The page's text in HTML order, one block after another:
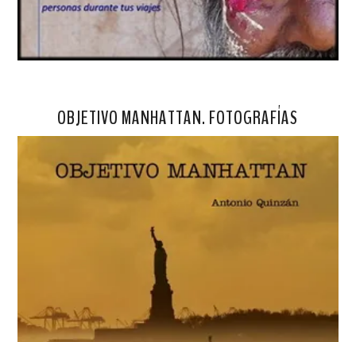
OBJETIVO MANHATTAN. FOTOGRAFÍAS